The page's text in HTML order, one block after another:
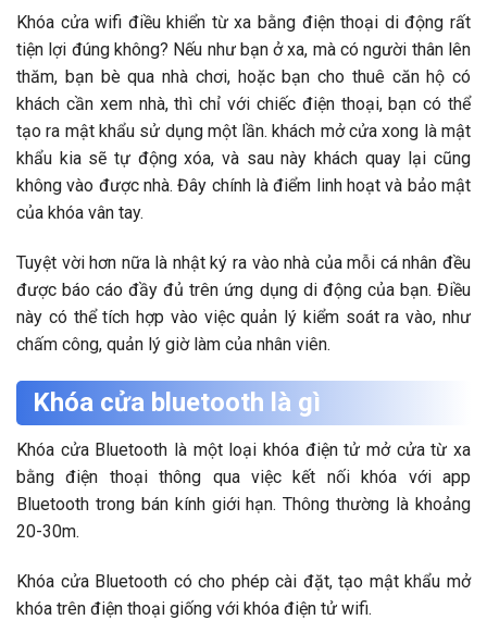
Khóa cửa wifi điều khiển từ xa bằng điện thoại di động rất
tiện lợi đúng không? Nếu như bạn ở xa, mà có người thân lên
thăm, bạn bè qua nhà chơi, hoặc bạn cho thuê căn hộ có
khách cần xem nhà, thì chỉ với chiếc điện thoại, bạn có thể
tạo ra mật khẩu sử dụng một lần. khách mở cửa xong là mật
khẩu kia sẽ tự động xóa, và sau này khách quay lại cũng
không vào được nhà. Đây chính là điểm linh hoạt và bảo mật
của khóa vân tay.
Tuyệt vời hơn nữa là nhật ký ra vào nhà của mỗi cá nhân đều
được báo cáo đầy đủ trên ứng dụng di động của bạn. Điều
này có thể tích hợp vào việc quản lý kiểm soát ra vào, như
chấm công, quản lý giờ làm của nhân viên.
Khóa cửa bluetooth là gì
Khóa cửa Bluetooth là một loại khóa điện tử mở cửa từ xa
bằng điện thoại thông qua việc kết nối khóa với app
Bluetooth trong bán kính giới hạn. Thông thường là khoảng
20-30m.
Khóa cửa Bluetooth có cho phép cài đặt, tạo mật khẩu mở
khóa trên điện thoại giống với khóa điện tử wifi.